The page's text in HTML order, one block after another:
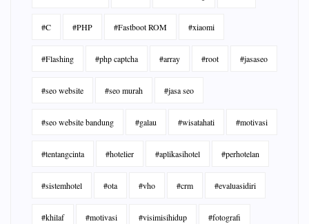
#C #PHP #Fastboot ROM #xiaomi
#Flashing #php captcha #array #root #jasaseo
#seo website #seo murah #jasa seo
#seo website bandung #galau #wisatahati #motivasi
#tentangcinta #hotelier #aplikasihotel #perhotelan
#sistemhotel #ota #vho #crm #evaluasidiri
#khilaf #motivasi #visimisihidup #fotografi